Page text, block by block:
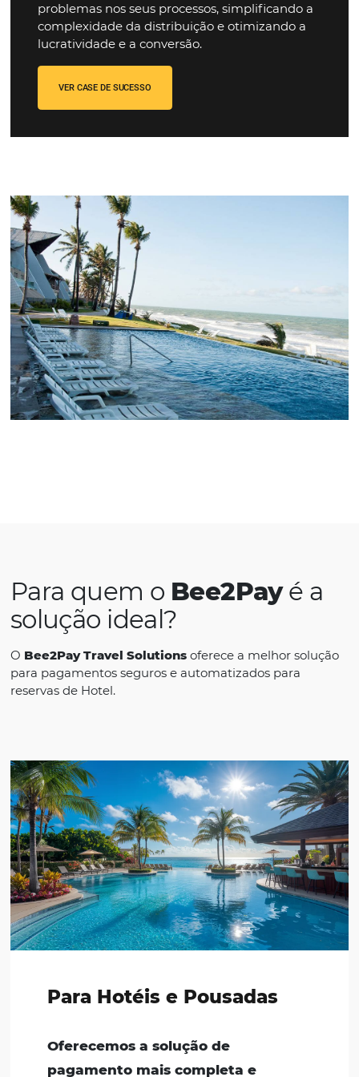
Nossoscasos de
Uma plataforma completa que
atritos do ecossistema de pagamentos
beneficiam Hotéis, Pousadas e Redes Hoteleiras.
da reserva tiveram o pagamento
Hoje, só passamos o cartão no balcão para
extras ou para diferenças de tarifas”
problemas nos seus processos, simplificando
complexidade da distribuição e otimizando
lucratividade e a conversão.
VER CASE DE SUCESSO